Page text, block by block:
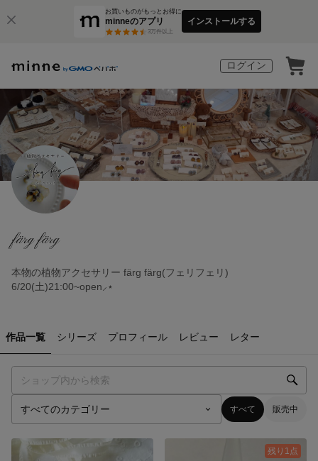
お買いものがもっとお得に
minneのアプリ
3万件以上
インストールする
ログイン
färg färg
本物の植物アクセサリー färg färg(フェリフェリ)
6/20(土)21:00~open⸝⋆
作品一覧 シリーズ プロフィール レビュー レター
すべて 販売中
残り1点